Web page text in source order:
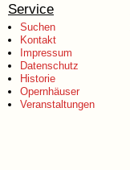
Service
Suchen
Kontakt
Impressum
Datenschutz
Historie
Opernhäuser
Veranstaltungen